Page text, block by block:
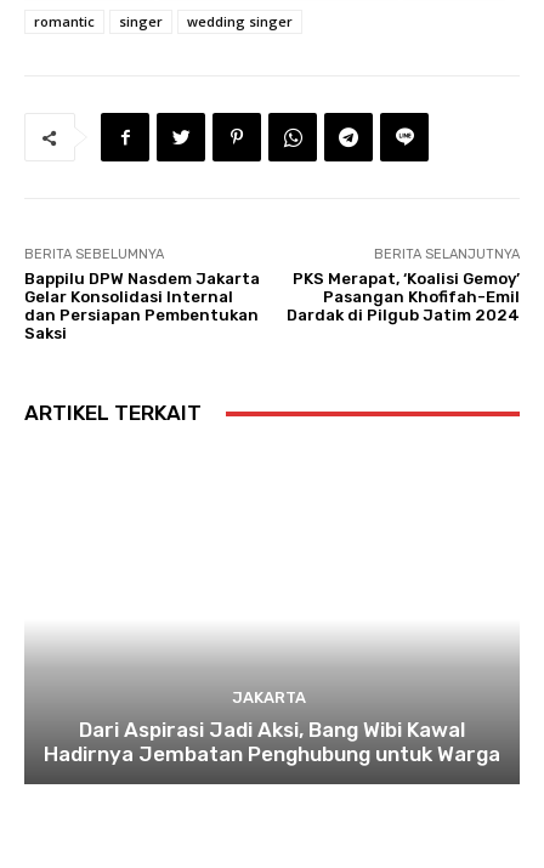
romantic
singer wedding singer
BERITA SEBELUMNYA
Bappilu DPW Nasdem Jakarta
Gelar Konsolidasi Internal
dan Persiapan Pembentukan
Saksi
BERITA SELANJUTNYA
PKS Merapat, ‘Koalisi Gemoy’
Pasangan Khofifah-Emil
Dardak di Pilgub Jatim 2024
ARTIKEL TERKAIT
JAKARTA
Dari Aspirasi Jadi Aksi, Bang Wibi Kawal
Hadirnya Jembatan Penghubung untuk Warga